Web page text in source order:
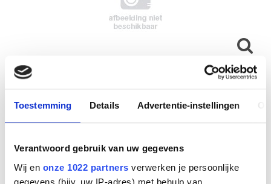
Toestemming Details Advertentie-instellingen
Verantwoord gebruik van uw gegevens
Wij en onze 1022 partners verwerken je persoonlijke
gegevens (bijv. uw IP-adres) met behulp van
BYOD-BOX
Yealink
Productnummer
1300004